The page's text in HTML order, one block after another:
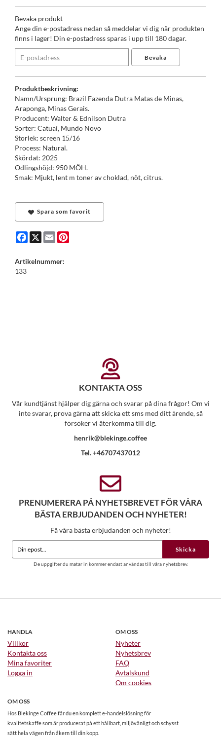
Bevaka produkt
Ange din e-postadress nedan så meddelar vi dig när produkten
finns i lager! Din e-postadress sparas i upp till 180 dagar.
Bevaka
Produktbeskrivning:
Namn/Ursprung: Brazil Fazenda Dutra Matas de Minas,
Araponga, Minas Gerais.
Producent: Walter & Ednilson Dutra
Sorter: Catuaí, Mundo Novo
Storlek: screen 15/16
Process: Natural.
Skördat: 2025
Odlingshöjd: 950 MÖH.
Smak: Mjukt, lent m toner av choklad, nöt, citrus.
Spara som favorit
Facebook
X Email
Artikelnummer:
133
KONTAKTA OSS
Vår kundtjänst hjälper dig gärna och svarar på dina frågor! Om vi
inte svarar, prova gärna att skicka ett sms med ditt ärende, så
försöker vi återkomma till dig.
henrik@blekinge.coffee
Tel. +46707437012
PRENUMERERA PÅ NYHETSBREVET FÖR VÅRA
BÄSTA ERBJUDANDEN OCH NYHETER!
Få våra bästa erbjudanden och nyheter!
Skicka
De uppgifter du matar in kommer endast användas till våra nyhetsbrev.
HANDLA
Villkor
Kontakta oss
Mina favoriter
Logga in
OM OSS
Nyheter
Nyhetsbrev
FAQ
Avtalskund
Om cookies
OM OSS
Hos Blekinge Coffee får du en komplett e-handelslösning för
kvalitetskaffe som är producerat på ett hållbart, miljövänligt och schysst
sätt hela vägen från åkern till din kopp.